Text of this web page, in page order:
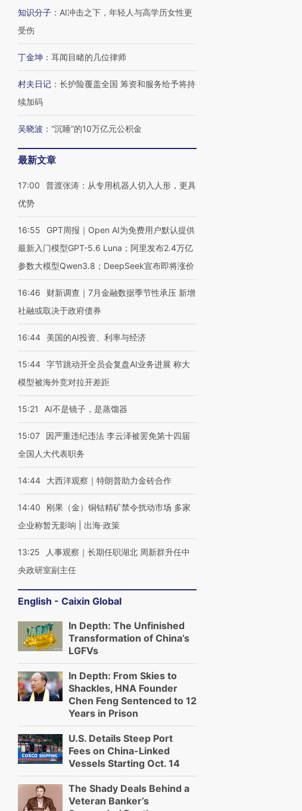
知识分子 ： AI冲击之下，年轻人与高学历女性更
受伤
丁金坤 ： 耳闻目睹的几位律师
村夫日记 ： 长护险覆盖全国 筹资和服务给予将持
续加码
吴晓波 ： “沉睡”的10万亿元公积金
最新文章
17:00
普渡张涛：从专用机器人切入人形，更具
优势
16:55
GPT周报｜Open AI为免费用户默认提供
最新入门模型GPT-5.6 Luna；阿里发布2.4万亿
参数大模型Qwen3.8；DeepSeek宣布即将涨价
16:46
财新调查｜7月金融数据季节性承压 新增
社融或取决于政府债券
16:44 美国的AI投资、利率与经济
15:44 字节跳动开全员会复盘AI业务进展 称大
模型被海外竞对拉开差距
15:21 AI不是镜子，是蒸馏器
15:07
因严重违纪违法 李云泽被罢免第十四届
全国人大代表职务
14:44 大西洋观察｜特朗普助力金砖合作
14:40
刚果（金）铜钴精矿禁令扰动市场 多家
企业称暂无影响 | 出海·政策
13:25
人事观察｜长期任职湖北 周新群升任中
央政研室副主任
English - Caixin Global
In Depth: The Unfinished
Transformation of China’s
LGFVs
In Depth: From Skies to
Shackles, HNA Founder
Chen Feng Sentenced to 12
Years in Prison
U.S. Details Steep Port
Fees on China-Linked
Vessels Starting Oct. 14
The Shady Deals Behind a
Veteran Banker’s